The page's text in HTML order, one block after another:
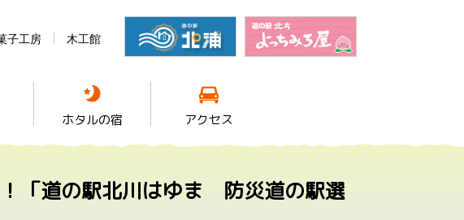
子工房 木工館
ホタルの宿 アクセス
「道の駅北川はゆま 防災道の駅選